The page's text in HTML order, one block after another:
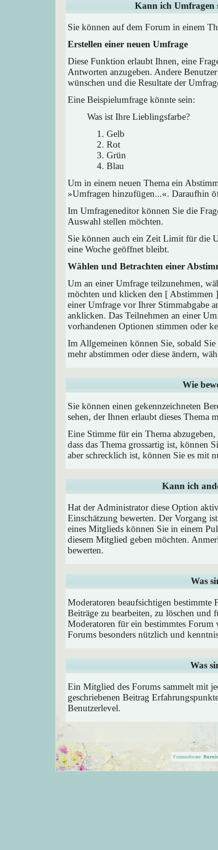
Kann ich Umfragen
Sie können auf dem Forum in einem
Erstellen einer neuen Umfrage
Diese Funktion erlaubt Ihnen, eine
Antworten anzugeben. Andere
wünschen und die Resultate der
Eine Beispielumfrage könnte sein:
Was ist Ihre Lieblingsfarbe?
Gelb
Rot
Grün
Blau
Um in einem neuen Thema ein
»Umfragen hinzufügen...«. Daraufhin
Im Umfrageneditor können Sie die
Auswahl stellen möchten.
Sie können auch ein Zeit Limit für die
eine Woche geöffnet bleibt.
Wählen und Betrachten einer
Um an einer Umfrage teilzunehmen,
möchten und klicken den [ Abstimmen
einer Umfrage vor Ihrer Stimmabgabe
anklicken. Das Teilnehmen an einer
vorhandenen Optionen stimmen oder
Im Allgemeinen können Sie, sobald
mehr abstimmen oder diese ändern,
Wie
Sie können einen gekennzeichneten
sehen, der Ihnen erlaubt dieses Thema
Eine Stimme für ein Thema
dass das Thema grossartig ist, können
aber schrecklich ist, können Sie es mit
Kann ich
Hat der Administrator diese Option
Einschätzung bewerten. Der Vorgang
eines Mitglieds können Sie in einem
diesem Mitglied geben möchten.
bewerten.
Was
Moderatoren beaufsichtigen
Beiträge zu bearbeiten, zu löschen und
Moderatoren für ein bestimmtes Forum
Forums besonders nützlich und
Was
Ein Mitglied des Forums sammelt mit
geschriebenen Beitrag
Benutzerlevel.
Forensoftware: